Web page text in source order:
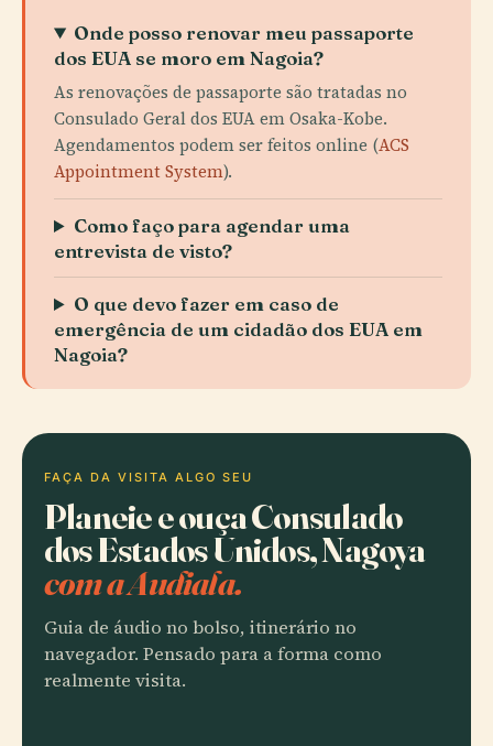
Onde posso renovar meu passaporte
dos EUA se moro em Nagoia?
As renovações de passaporte são tratadas no
Consulado Geral dos EUA em Osaka-Kobe.
Agendamentos podem ser feitos online (ACS
Appointment System).
Como faço para agendar uma
entrevista de visto?
O que devo fazer em caso de
emergência de um cidadão dos EUA em
Nagoia?
FAÇA DA VISITA ALGO SEU
Planeie e ouça Consulado
dos Estados Unidos, Nagoya
com a Audiala.
Guia de áudio no bolso, itinerário no
navegador. Pensado para a forma como
realmente visita.